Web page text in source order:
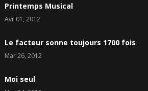
Printemps Musical
Avr 01, 2012
Le facteur sonne toujours 1700 fois
Mar 26, 2012
Moi seul